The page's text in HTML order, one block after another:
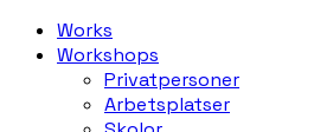
Works
Workshops
Privatpersoner
Arbetsplatser